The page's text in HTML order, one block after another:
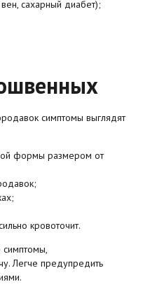
сахарный диабет);
симптомы выглядят
формы размером от
кровоточит.
Легче предупредить